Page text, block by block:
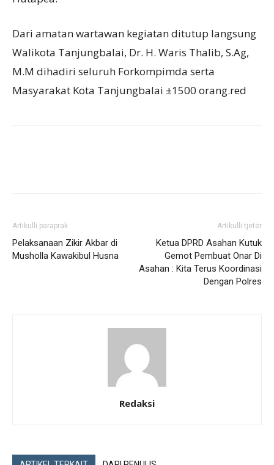
Dari amatan wartawan kegiatan ditutup langsung
Walikota Tanjungbalai, Dr. H. Waris Thalib, S.Ag,
M.M dihadiri seluruh Forkompimda serta
Masyarakat Kota Tanjungbalai ±1500 orang.red
Artikulli paraprak
Pelaksanaan Zikir Akbar di
Musholla Kawakibul Husna
Artikulli tjetër
Ketua DPRD Asahan Kutuk
Gemot Pembuat Onar Di
Asahan : Kita Terus Koordinasi
Dengan Polres
Redaksi